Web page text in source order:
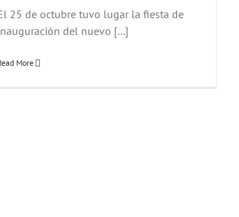
25 de octubre tuvo lugar la fiesta de
del nuevo [...]
More